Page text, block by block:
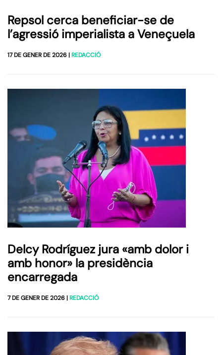
Repsol cerca beneficiar-se de
l’agressió imperialista a Veneçuela
17 DE GENER DE 2026 |REDACCIÓ
Delcy Rodríguez jura «amb dolor i
amb honor» la presidència
encarregada
7 DE GENER DE 2026 |REDACCIÓ